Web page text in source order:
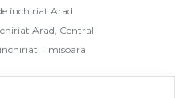
închiriat Arad
Arad, Central
Timisoara